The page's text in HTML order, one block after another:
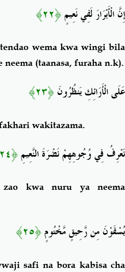
إِنَّ الْأَبْرَارَ لَفِي نَعِيمٍ﴿٢٢﴾
wema kwa wingi bila
(taanasa, furaha n.k).
عَلَى الْأَرَائِكِ يَنظُرُونَ﴿٢٣﴾
wakitazama.
تَعْرِفُ فِي وُجُوهِهِمْ نَضْرَةَ النَّعِيمِ﴿٢٤﴾
zao kwa nuru ya neema
يُسْقَوْنَ مِن رَّحِيقٍ مَّخْتُومٍ﴿٢٥﴾
safi na bora kabisa cha